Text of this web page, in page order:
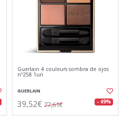
Guerlain 4 couleurs sombra de ojos
nº258 1un
GUERLAIN
39,52€ 77,61€ - 49%